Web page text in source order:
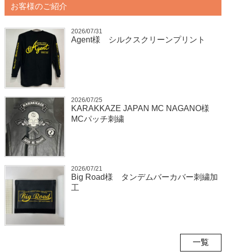
お客様のご紹介
2026/07/31
Agent様 シルクスクリーンプリント
2026/07/25
KARAKKAZE JAPAN MC NAGANO様
MCパッチ刺繍
2026/07/21
Big Road様 タンデムバーカバー刺繍加
工
一覧